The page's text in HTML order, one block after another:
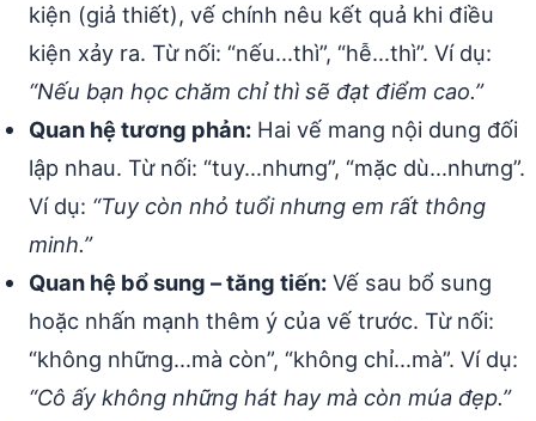
kiện (giả thiết), vế chính nêu kết quả khi điều
kiện xảy ra. Từ nối: “nếu…thì”, “hễ…thì”. Ví dụ:
“Nếu bạn học chăm chỉ thì sẽ đạt điểm cao.”
Quan hệ tương phản: Hai vế mang nội dung đối
lập nhau. Từ nối: “tuy…nhưng”, “mặc dù…nhưng”.
Ví dụ: “Tuy còn nhỏ tuổi nhưng em rất thông
minh.”
Quan hệ bổ sung – tăng tiến: Vế sau bổ sung
hoặc nhấn mạnh thêm ý của vế trước. Từ nối:
“không những…mà còn”, “không chỉ…mà”. Ví dụ:
“Cô ấy không những hát hay mà còn múa đẹp.”